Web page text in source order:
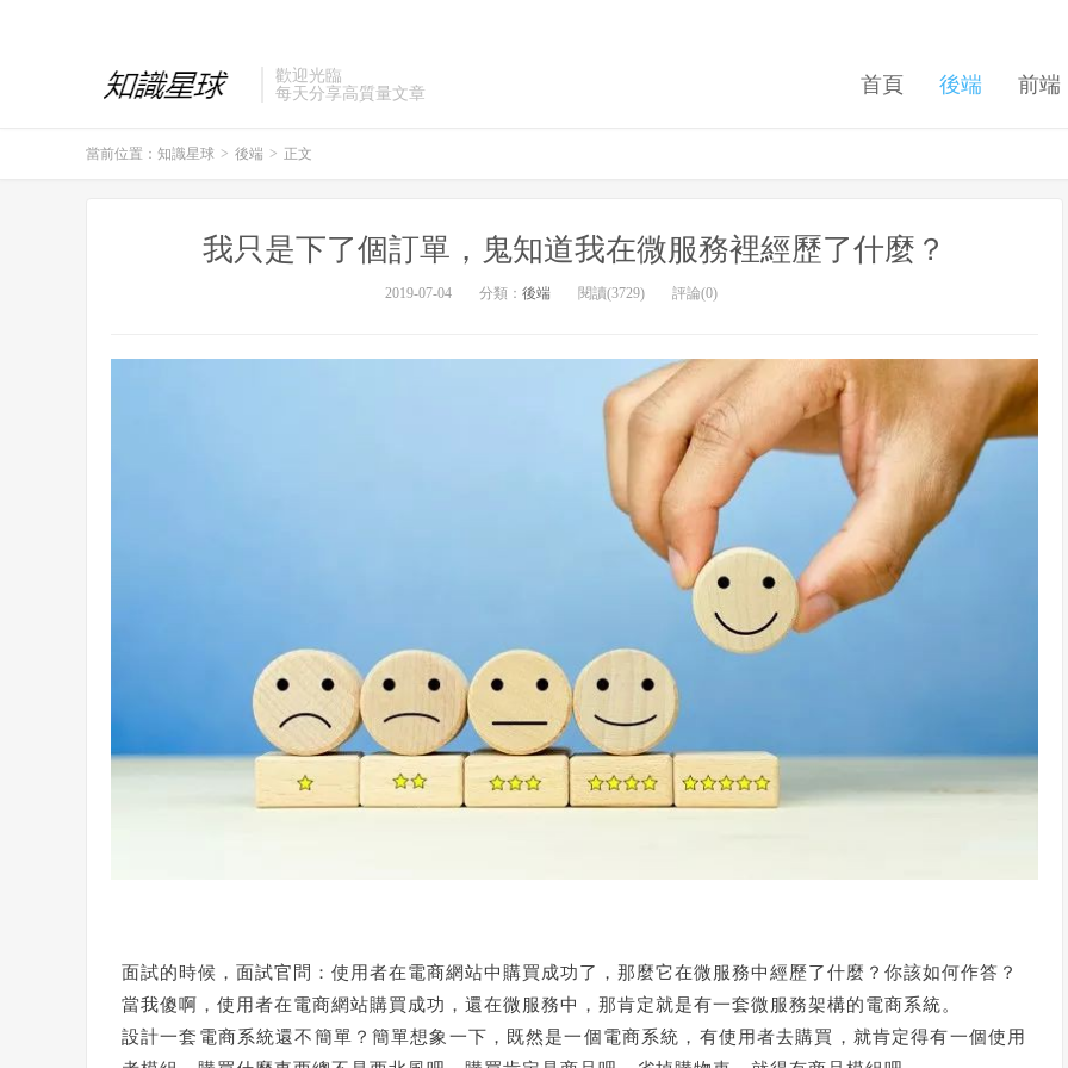
歡迎光臨
每天分享高質量文章
首頁 後端 前端
當前位置： 知識星球 > 後端 > 正文
我只是下了個訂單，鬼知道我在微服務裡經歷了什麼？
2019-07-04 分類： 後端 閱讀(3729) 評論(0)
面試的時候，面試官問：使用者在電商網站中購買成功了，那麼它在微服務中經歷了什麼？你該如何作答？
當我傻啊，使用者在電商網站購買成功，還在微服務中，那肯定就是有一套微服務架構的電商系統。
設計一套電商系統還不簡單？簡單想象一下，既然是一個電商系統，有使用者去購買，就肯定得有一個使用